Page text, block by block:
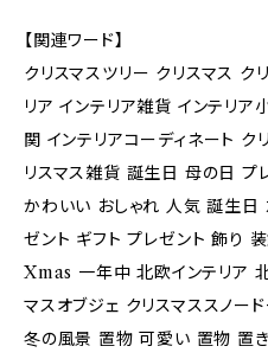
【関連ワード】
クリスマスツリー クリスマス ク
リア インテリア雑貨 インテリ
関 インテリアコーディネート
リスマス雑貨 誕生日 母の日 プ
かわいい おしゃれ 人気 誕生日
ゼント ギフト プレゼント 飾り
Xmas 一年中 北欧インテリア
マスオブジェ クリスマススノー
冬の風景 置物 可愛い 置物 置